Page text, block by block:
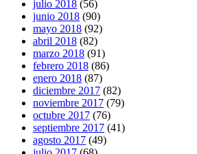
julio 2018 (56)
junio 2018 (90)
mayo 2018 (92)
abril 2018 (82)
marzo 2018 (91)
febrero 2018 (86)
enero 2018 (87)
diciembre 2017 (82)
noviembre 2017 (79)
octubre 2017 (76)
septiembre 2017 (41)
agosto 2017 (49)